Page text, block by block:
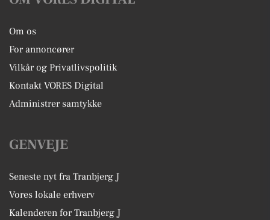
Om os
For annoncører
Vilkår og Privatlivspolitik
Kontakt VORES Digital
Administrer samtykke
GENVEJE
Seneste nyt fra Tranbjerg J
Vores lokale erhverv
Kalenderen for Tranbjerg J